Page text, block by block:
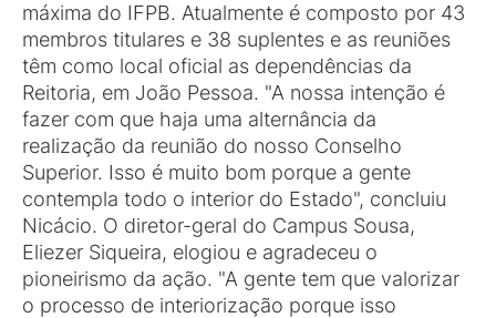
máxima do IFPB. Atualmente é composto por 43
membros titulares e 38 suplentes e as reuniões
têm como local oficial as dependências da
Reitoria, em João Pessoa. "A nossa intenção é
fazer com que haja uma alternância da
realização da reunião do nosso Conselho
Superior. Isso é muito bom porque a gente
contempla todo o interior do Estado", concluiu
Nicácio. O diretor-geral do Campus Sousa,
Eliezer Siqueira, elogiou e agradeceu o
pioneirismo da ação. "A gente tem que valorizar
o processo de interiorização porque isso